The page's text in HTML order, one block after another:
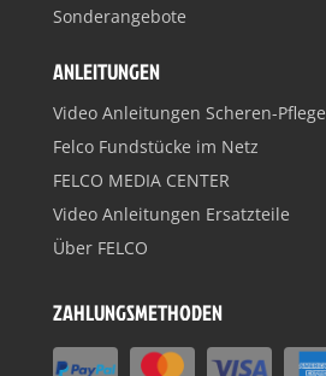
Sonderangebote
ANLEITUNGEN
Video Anleitungen Scheren-Pflege
Felco Fundstücke im Netz
FELCO MEDIA CENTER
Video Anleitungen Ersatzteile
Über FELCO
ZAHLUNGSMETHODEN